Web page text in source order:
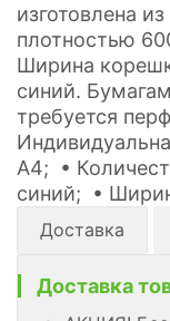
изготовлена
плотностью
Ширина
синий.
требуется
А4; •
синий; •
Доставка
Доставка